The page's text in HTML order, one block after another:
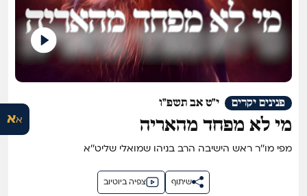
אא
י"ט אב תשפ"ו פנינים יקרים
מי לא מפחד מהאריה
מפי מו''ר ראש הישיבה הרב בניהו שמואלי שליט''א
צפיה ביוטיוב שיתוף